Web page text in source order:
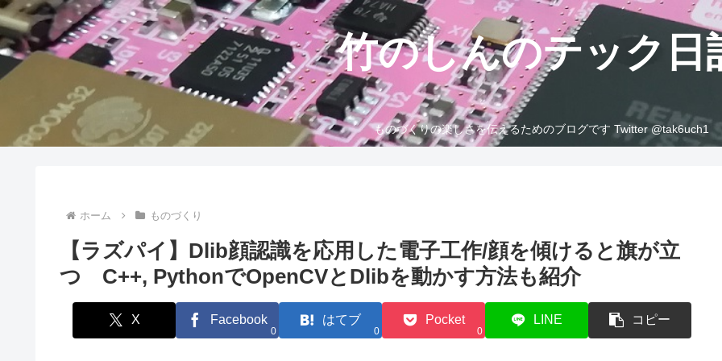
竹のしんのテック日
ものづくりの楽しさを伝えるためのブログです Twitter @tak6uch1
ホーム ものづくり
【ラズパイ】Dlib顔認識を応用した電子工作/顔を傾けると旗が立
つ C++, PythonでOpenCVとDlibを動かす方法も紹介
X Facebook
0
はてブ
0
Pocket
0
LINE コピー